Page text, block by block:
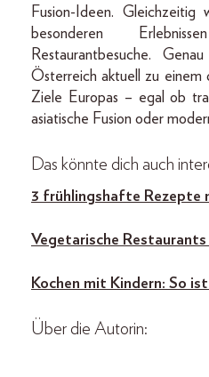
Fusion-Ideen. Gleichzeitig
besonderen
Restaurantbesuche.
Österreich aktuell zu einem
Ziele Europas – egal ob
asiatische Fusion oder
Das könnte dich auch
3 frühlingshafte Rezepte
Vegetarische
Kochen mit Kindern: So
Über die Autorin: